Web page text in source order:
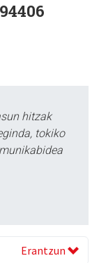
hitzak
tokiko
Erantzun